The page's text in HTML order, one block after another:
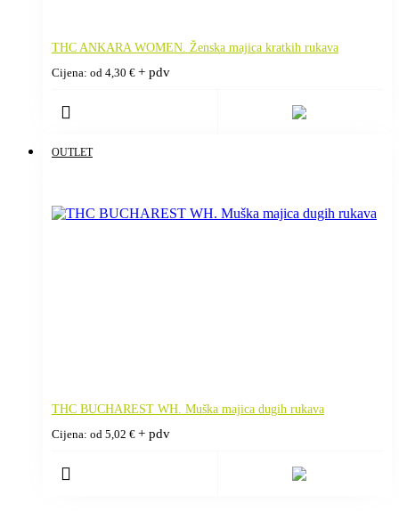
THC ANKARA WOMEN. Ženska majica kratkih rukava
Cijena: od 4,30 € + pdv
OUTLET
THC BUCHAREST WH. Muška majica dugih rukava
Cijena: od 5,02 € + pdv